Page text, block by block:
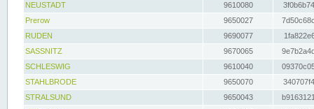
NEUSTADT
9610080
Prerow
9650027
RUDEN
9690077
SASSNITZ
9670065
SCHLESWIG
9610040
STAHLBRODE
9650070
STRALSUND
9650043